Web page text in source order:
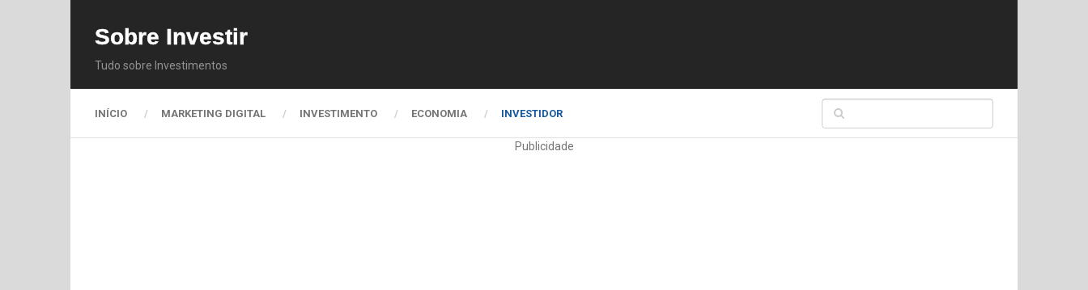
Sobre Investir
Tudo sobre Investimentos
INÍCIO MARKETING DIGITAL INVESTIMENTO ECONOMIA INVESTIDOR
Publicidade